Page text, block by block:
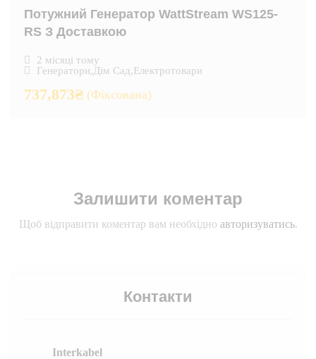
Потужний Генератор WattStream WS125-
RS З Доставкою
2 місяці тому
Генератори,Дім Сад,Електротовари
737,873₴ (Фіксована)
Залишити коментар
Щоб відправити коментар вам необхідно авторизуватись.
Контакти
Interkabel